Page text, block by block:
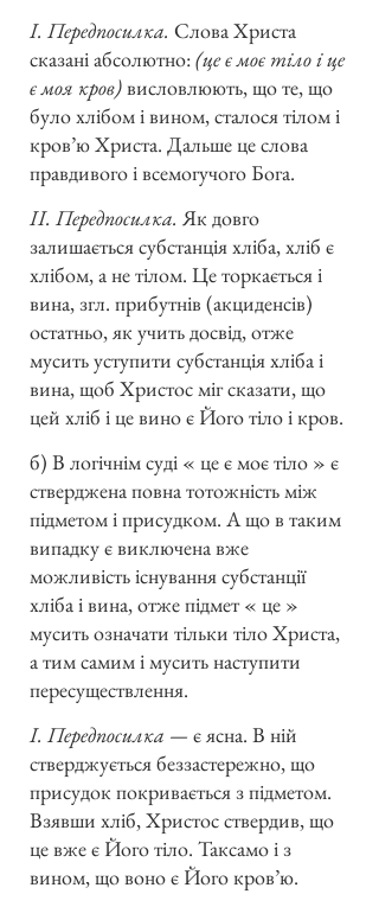
I. Передпосилка. Слова Христа
сказані абсолютно:(це є моє тіло і це
є моя кров)висловлюють, що те, що
було хлібом і вином, сталося тілом і
кров’ю Христа. Дальше це слова
правдивого і всемогучого Бога.
II. Передпосилка. Як довго
залишається субстанція хліба, хліб є
хлібом, а не тілом. Це торкається і
вина, згл. прибутнів (акциденсів)
остатньо, як учить досвід, отже
мусить уступити субстанція хліба і
вина, щоб Христос міг сказати, що
цей хліб і це вино є Його тіло і кров.
б) В логічнім суді « це є моє тіло » є
стверджена повна тотожність між
підметом і присудком. А що в таким
випадку є виключена вже
можливість існування субстанції
хліба і вина, отже підмет « це »
мусить означати тільки тіло Христа,
а тим самим і мусить наступити
пересуществлення.
I. Передпосилка — є ясна. В ній
стверджується беззастережно, що
присудок покривається з підметом.
Взявши хліб, Христос ствердив, що
це вже є Його тіло. Таксамо і з
вином, що воно є Його кров’ю.